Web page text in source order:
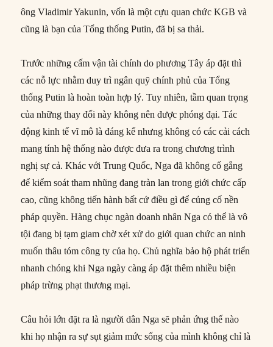
ông Vladimir Yakunin, vốn là một cựu quan chức KGB và
cũng là bạn của Tổng thống Putin, đã bị sa thải.
Trước những cấm vận tài chính do phương Tây áp đặt thì
các nỗ lực nhằm duy trì ngân quỹ chính phủ của Tổng
thống Putin là hoàn toàn hợp lý. Tuy nhiên, tầm quan trọng
của những thay đổi này không nên được phóng đại. Tác
động kinh tế vĩ mô là đáng kể nhưng không có các cải cách
mang tính hệ thống nào được đưa ra trong chương trình
nghị sự cả. Khác với Trung Quốc, Nga đã không cố gắng
để kiểm soát tham nhũng đang tràn lan trong giới chức cấp
cao, cũng không tiến hành bất cứ điều gì để củng cố nền
pháp quyền. Hàng chục ngàn doanh nhân Nga có thể là vô
tội đang bị tạm giam chờ xét xử do giới quan chức an ninh
muốn thâu tóm công ty của họ. Chủ nghĩa bảo hộ phát triển
nhanh chóng khi Nga ngày càng áp đặt thêm nhiều biện
pháp trừng phạt thương mại.
Câu hỏi lớn đặt ra là người dân Nga sẽ phản ứng thế nào
khi họ nhận ra sự sụt giảm mức sống của mình không chỉ là